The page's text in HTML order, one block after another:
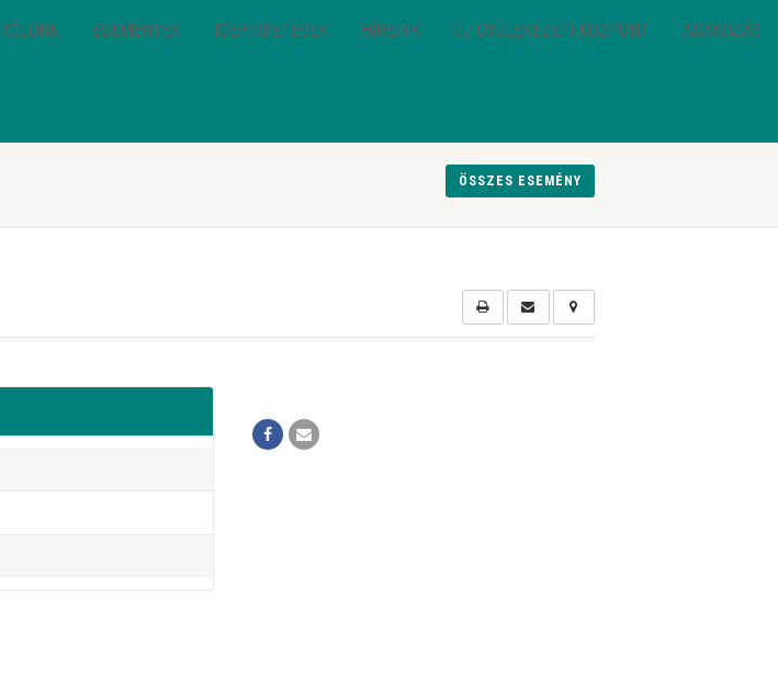
RÓLUNK ESEMÉNYEK IGEHIRDETÉSEK HÍREINK ÚJ GYÜLEKEZETI KÖZPONT ADAKOZÁS
ÖSSZES ESEMÉNY